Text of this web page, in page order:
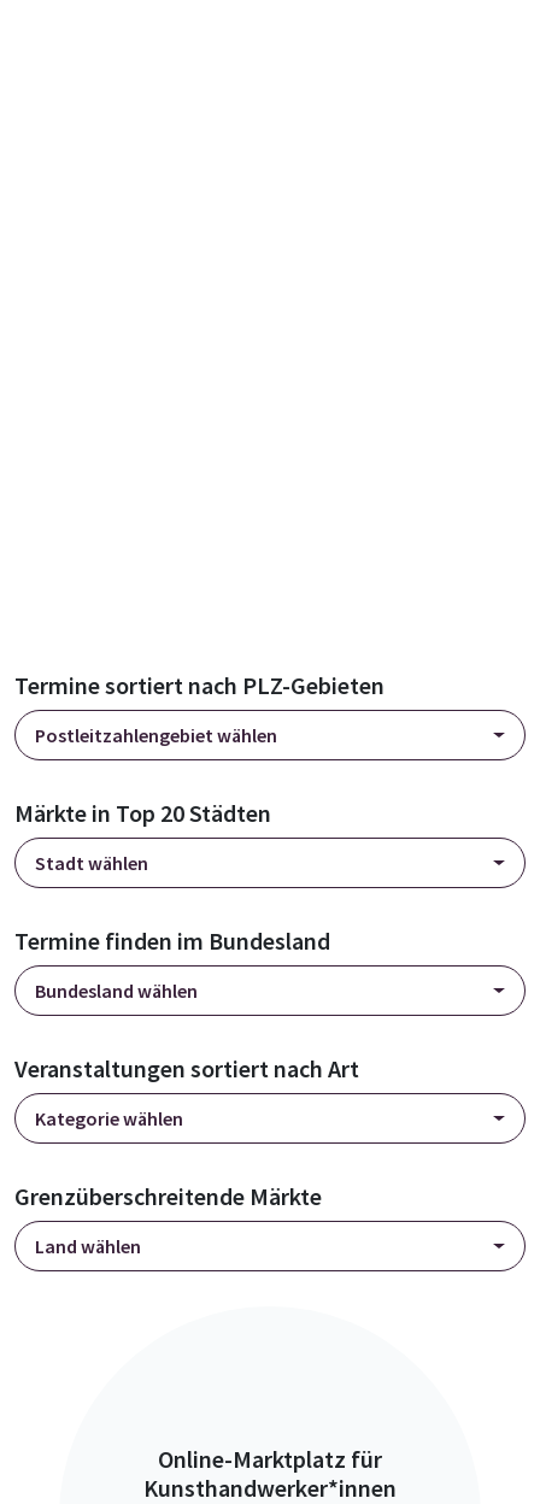
Termine sortiert nach PLZ-Gebieten
Postleitzahlengebiet wählen
Märkte in Top 20 Städten
Stadt wählen
Termine finden im Bundesland
Bundesland wählen
Veranstaltungen sortiert nach Art
Kategorie wählen
Grenzüberschreitende Märkte
Land wählen
Online-Marktplatz für
Kunsthandwerker*innen